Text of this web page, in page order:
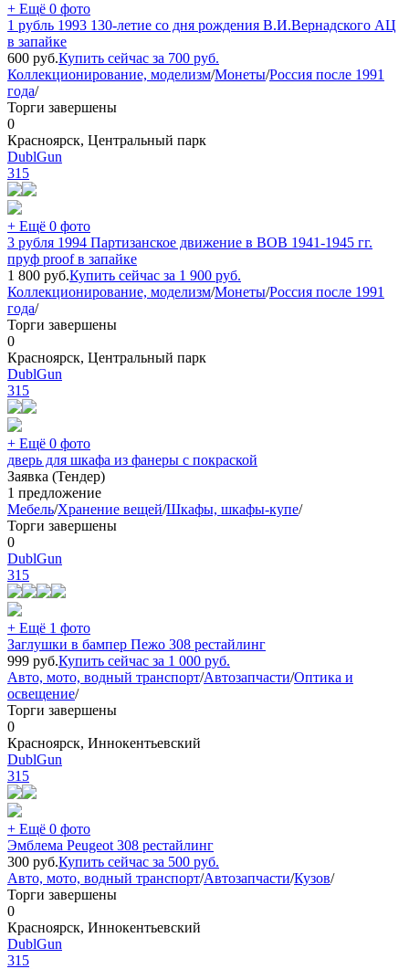
+ Ещё 0 фото
1 рубль 1993 130-летие со дня рождения В.И.Вернадского АЦ
в запайке
600 руб.Купить сейчас за 700 руб.
Коллекционирование, моделизм/Монеты/Россия после 1991
года/
Торги завершены
0
Красноярск, Центральный парк
DublGun
315
+ Ещё 0 фото
3 рубля 1994 Партизанское движение в ВОВ 1941-1945 гг.
пруф proof в запайке
1 800 руб.Купить сейчас за 1 900 руб.
Коллекционирование, моделизм/Монеты/Россия после 1991
года/
Торги завершены
0
Красноярск, Центральный парк
DublGun
315
+ Ещё 0 фото
дверь для шкафа из фанеры с покраской
Заявка (Тендер)
1 предложение
Мебель/Хранение вещей/Шкафы, шкафы-купе/
Торги завершены
0
DublGun
315
+ Ещё 1 фото
Заглушки в бампер Пежо 308 рестайлинг
999 руб.Купить сейчас за 1 000 руб.
Авто, мото, водный транспорт/Автозапчасти/Оптика и
освещение/
Торги завершены
0
Красноярск, Иннокентьевский
DublGun
315
+ Ещё 0 фото
Эмблема Peugeot 308 рестайлинг
300 руб.Купить сейчас за 500 руб.
Авто, мото, водный транспорт/Автозапчасти/Кузов/
Торги завершены
0
Красноярск, Иннокентьевский
DublGun
315